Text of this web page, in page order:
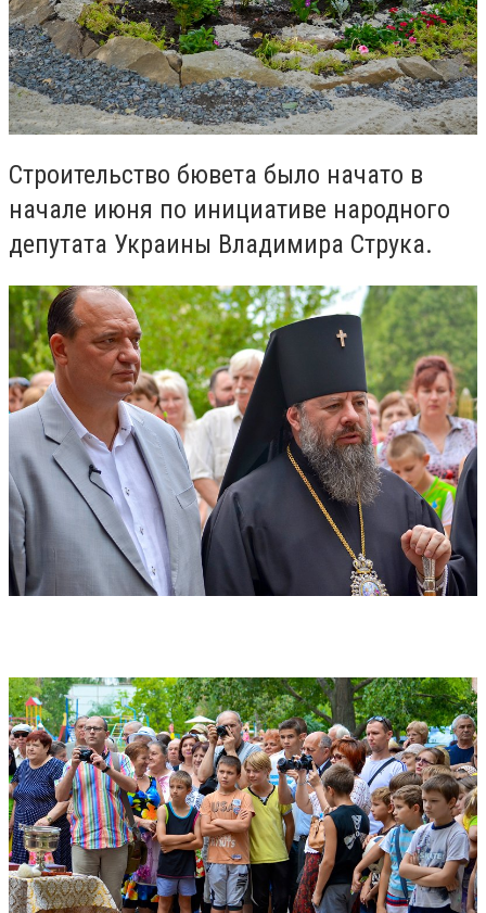
Строительство бювета было начато в
начале июня по инициативе народного
депутата Украины Владимира Струка.